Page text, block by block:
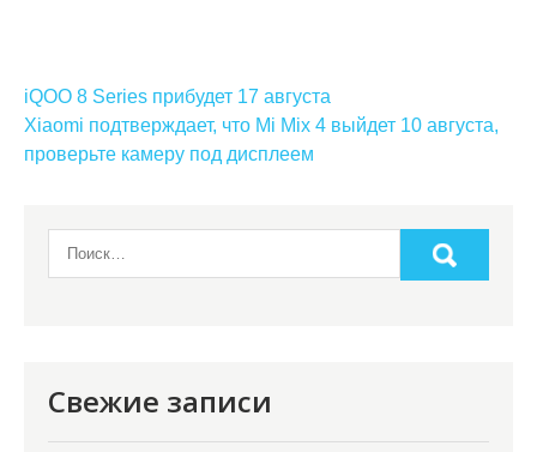
Навигация
по
записям
iQOO 8 Series прибудет 17 августа
Xiaomi подтверждает, что Mi Mix 4 выйдет 10 августа,
проверьте камеру под дисплеем
Свежие записи